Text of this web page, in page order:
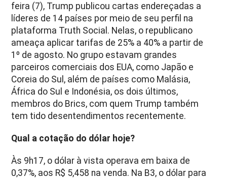
feira (7), Trump publicou cartas endereçadas a
líderes de 14 países por meio de seu perfil na
plataforma Truth Social. Nelas, o republicano
ameaça aplicar tarifas de 25% a 40% a partir de
1º de agosto. No grupo estavam grandes
parceiros comerciais dos EUA, como Japão e
Coreia do Sul, além de países como Malásia,
África do Sul e Indonésia, os dois últimos,
membros do Brics, com quem Trump também
tem tido desentendimentos recentemente.
Qual a cotação do dólar hoje?
Às 9h17, o dólar à vista operava em baixa de
0,37%, aos R$ 5,458 na venda. Na B3, o dólar para